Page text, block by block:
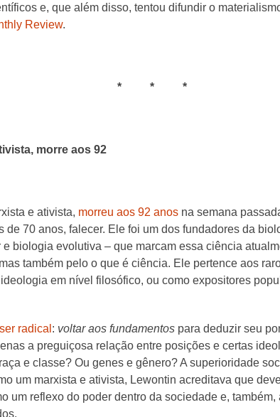
e, que além disso, tentou difundir o
Review.
* * *
morre aos 92
e ativista, morreu aos 92 anos na semana
de 70 anos, falecer. Ele foi um dos fundadores da
biologia evolutiva – que marcam essa ciência
também pelo o que é ciência. Ele pertence aos
em nível filosófico, ou como expositores
radical : voltar aos fundamentos para deduzir seu
a preguiçosa relação entre posições e certas
e classe? Ou genes e gênero? A superioridade
um marxista e ativista, Lewontin acreditava que
um reflexo do poder dentro da sociedade e,